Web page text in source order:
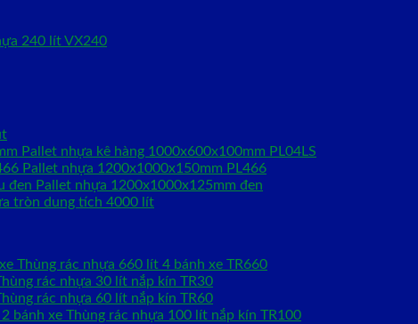
240 lít VX240
Pallet nhựa kê hàng 1000x600x100mm PL04LS
Pallet nhựa 1200x1000x150mm PL466
Pallet nhựa 1200x1000x125mm đen
tròn dung tích 4000 lít
Thùng rác nhựa 660 lít 4 bánh xe TR660
rác nhựa 30 lít nắp kín TR30
rác nhựa 60 lít nắp kín TR60
Thùng rác nhựa 100 lít nắp kín TR100